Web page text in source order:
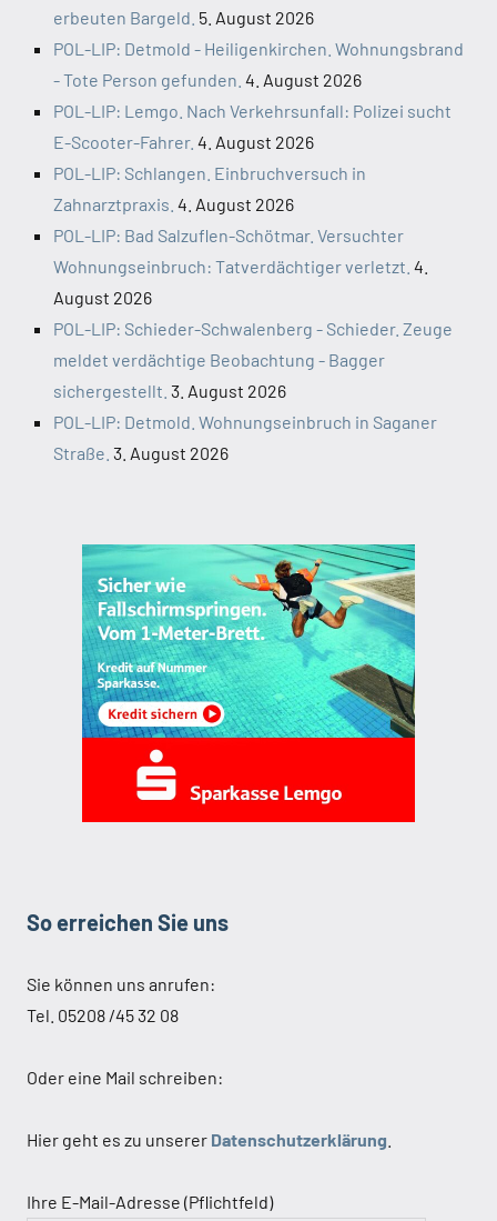
erbeuten Bargeld. 5. August 2026
POL-LIP: Detmold - Heiligenkirchen. Wohnungsbrand
- Tote Person gefunden. 4. August 2026
POL-LIP: Lemgo. Nach Verkehrsunfall: Polizei sucht
E-Scooter-Fahrer. 4. August 2026
POL-LIP: Schlangen. Einbruchversuch in
Zahnarztpraxis. 4. August 2026
POL-LIP: Bad Salzuflen-Schötmar. Versuchter
Wohnungseinbruch: Tatverdächtiger verletzt. 4.
August 2026
POL-LIP: Schieder-Schwalenberg - Schieder. Zeuge
meldet verdächtige Beobachtung - Bagger
sichergestellt. 3. August 2026
POL-LIP: Detmold. Wohnungseinbruch in Saganer
Straße. 3. August 2026
So erreichen Sie uns
Sie können uns anrufen:
Tel. 05208 /45 32 08
Oder eine Mail schreiben:
Hier geht es zu unserer Datenschutzerklärung
Ihre E-Mail-Adresse (Pflichtfeld)